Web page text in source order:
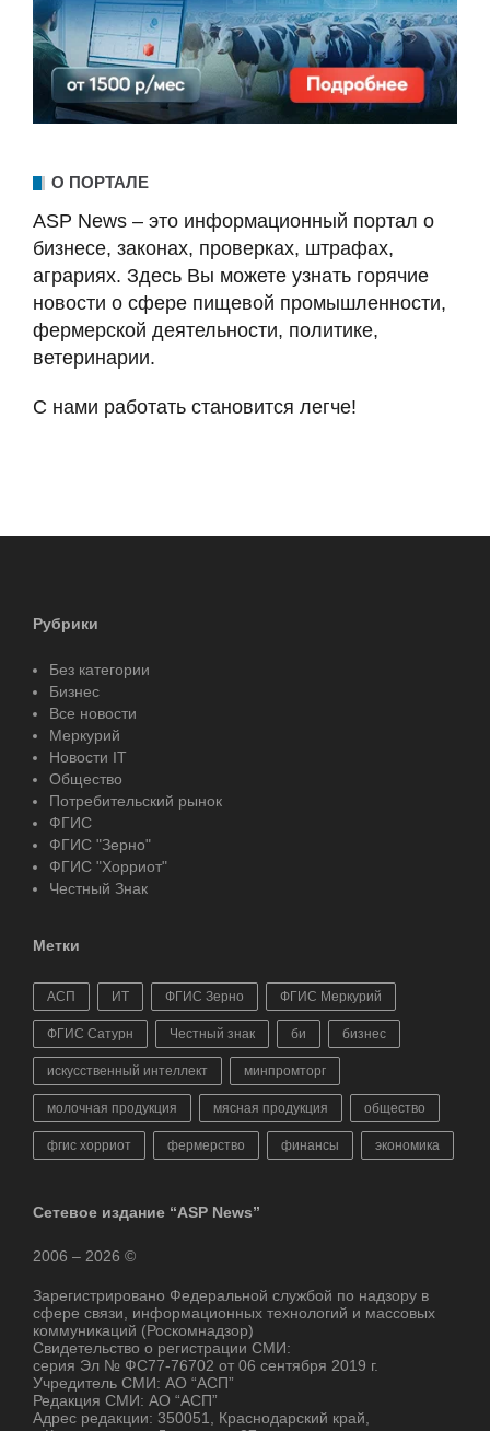
О ПОРТАЛЕ
ASP News – это информационный портал о
бизнесе, законах, проверках, штрафах,
аграриях. Здесь Вы можете узнать горячие
новости о сфере пищевой промышленности,
фермерской деятельности, политике,
ветеринарии.
С нами работать становится легче!
Рубрики
Без категории
Бизнес
Все новости
Меркурий
Новости IT
Общество
Потребительский рынок
ФГИС
ФГИС "Зерно"
ФГИС "Хорриот"
Честный Знак
Метки
АСП ИТ ФГИС Зерно ФГИС Меркурий
ФГИС Сатурн Честный знак би бизнес
искусственный интеллект минпромторг
молочная продукция мясная продукция общество
фгис хорриот фермерство финансы экономика
Сетевое издание “ASP News”
2006 – 2026 ©
Зарегистрировано Федеральной службой по надзору в
сфере связи, информационных технологий и массовых
коммуникаций (Роскомнадзор)
Свидетельство о регистрации СМИ:
серия Эл № ФС77-76702 от 06 сентября 2019 г.
Учредитель СМИ: АО “АСП”
Редакция СМИ: АО “АСП”
Адрес редакции: 350051, Краснодарский край,